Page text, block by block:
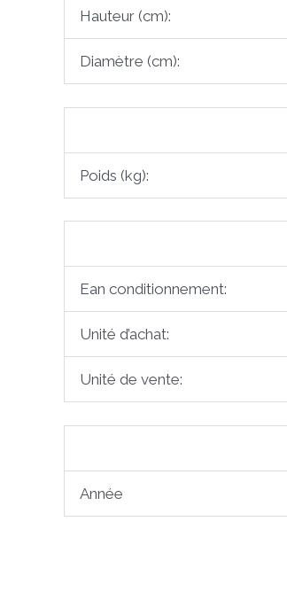
Hauteur (cm):
Diamètre (cm):
Poids (kg):
Ean conditionnement:
Unité d’achat:
Unité de vente:
Année